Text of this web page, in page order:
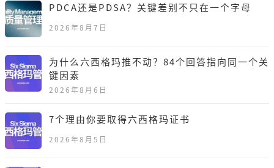
PDCA还是PDSA？关键差别不只在一个字母
2026年8月7日
为什么六西格玛推不动？84个回答指向同一个关
键因素
2026年8月6日
7个理由你要取得六西格玛证书
2026年8月5日